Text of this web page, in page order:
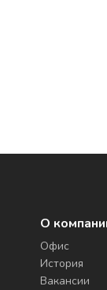
О
Офис
История
Вакансии